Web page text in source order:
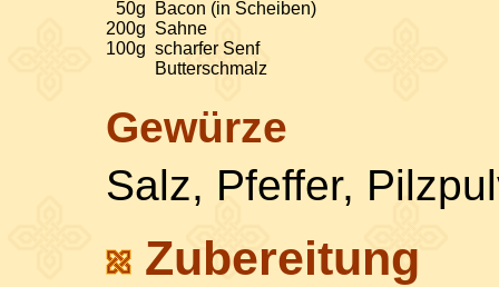
50g
Bacon (in Scheiben)
200g Sahne
100g scharfer Senf
Butterschmalz
Gewürze
Salz, Pfeffer,
Zubereitung